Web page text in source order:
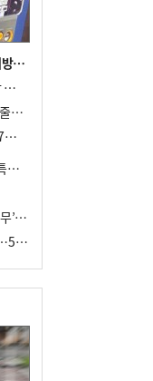
노동자 살인 폭염과 사투…회사는 산재 예방·전기료 절감 전력
강서구 기간제노동자 사망, 전임 부구청장 檢 송치
중대재해법 위헌제청 파장…관련 재판 줄줄이 브레이크
한화에어로 폭발사고 희생자 5명 중 3명, 7일 영면
한화에어로스페이스, 4·5일 공정중단…특별 안전점검
한화에어로 대전공장 생산 일부중단…‘천무’ 수출 비상
한화에어로스페이스 대전공장 폭발 사고…5명 사망·2명 부상(종합)